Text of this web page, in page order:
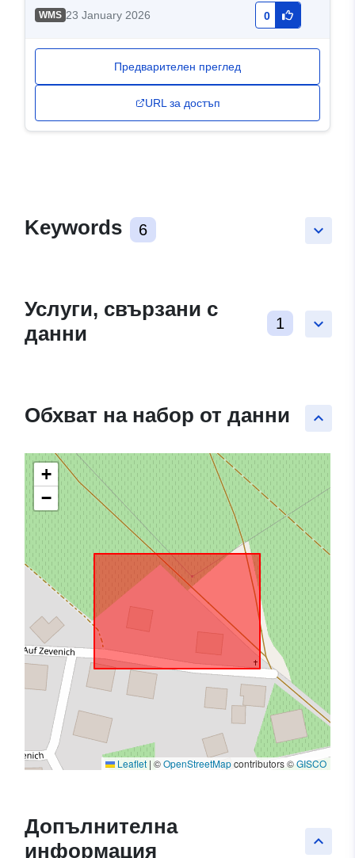
WMS 23 January 2026 0
Предварителен преглед
URL за достъп
keyboard_arrow_down
Keywords 6
keyboard_arrow_down
Услуги, свързани с
данни
1
keyboard_arrow_up
Обхват на набор от данни
+
−
Leaflet | ©OpenStreetMapcontributors ©GISCO
keyboard_arrow_up
Допълнителна
информация